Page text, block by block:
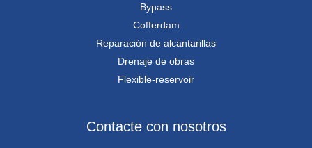
Bypass
Cofferdam
Reparación de alcantarillas
Drenaje de obras
Flexible-reservoir
Contacte con nosotros